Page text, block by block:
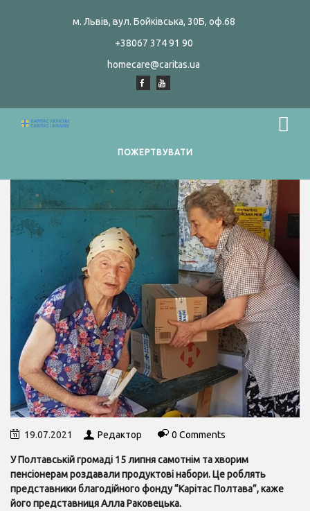
м. Львів, вул. Бойківська, 30Б, оф.68
+38067 374 91 90
homecare@caritas.ua
ПОЖЕРТВУВАТИ
19.07.2021 Редактор 0 Comments
У Полтавській громаді 15 липня самотнім та хворим
пенсіонерам роздавали продуктові набори. Це роблять
представники благодійного фонду “Карітас Полтава”, каже
його представниця Алла Раковецька.